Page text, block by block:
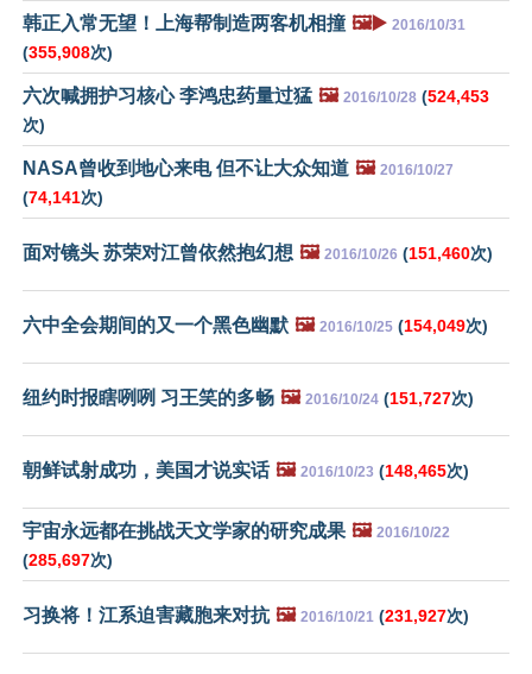
韩正入常无望！上海帮制造两客机相撞 🖼️▶️ 2016/10/31
(355,908次)
六次喊拥护习核心 李鸿忠药量过猛 🖼️ 2016/10/28 (524,453
次)
NASA曾收到地心来电 但不让大众知道 🖼️ 2016/10/27
(74,141次)
面对镜头 苏荣对江曾依然抱幻想 🖼️ 2016/10/26 (151,460次)
六中全会期间的又一个黑色幽默 🖼️ 2016/10/25 (154,049次)
纽约时报瞎咧咧 习王笑的多畅 🖼️ 2016/10/24 (151,727次)
朝鲜试射成功，美国才说实话 🖼️ 2016/10/23 (148,465次)
宇宙永远都在挑战天文学家的研究成果 🖼️ 2016/10/22
(285,697次)
习换将！江系迫害藏胞来对抗 🖼️ 2016/10/21 (231,927次)